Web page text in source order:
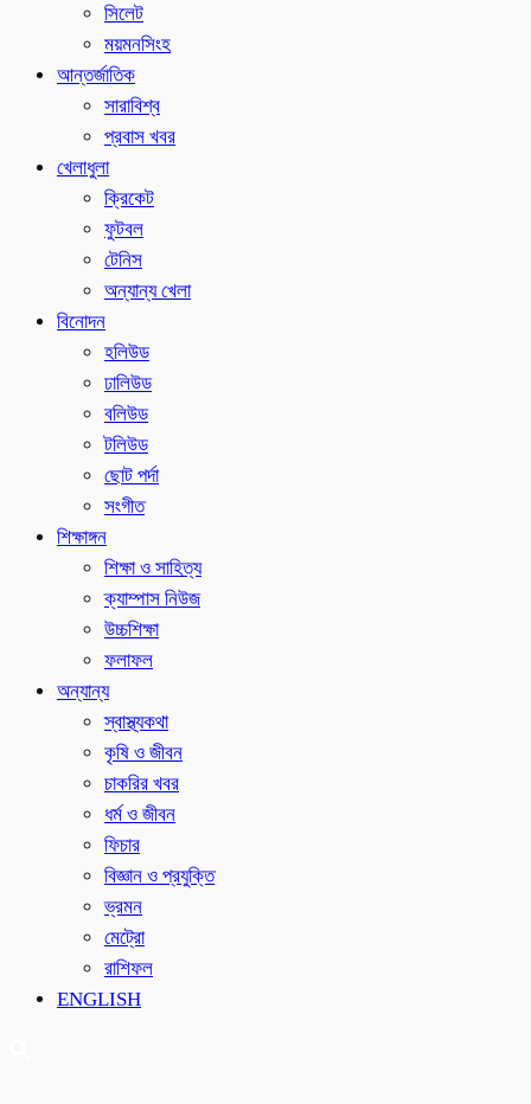
সিলেট
ময়মনসিংহ
আন্তর্জাতিক
সারাবিশ্ব
প্রবাস খবর
খেলাধুলা
ক্রিকেট
ফুটবল
টেনিস
অন্যান্য খেলা
বিনোদন
হলিউড
ঢালিউড
বলিউড
টলিউড
ছোট পর্দা
সংগীত
শিক্ষাঙ্গন
শিক্ষা ও সাহিত্য
ক্যাম্পাস নিউজ
উচ্চশিক্ষা
ফলাফল
অন্যান্য
স্বাস্থ্যকথা
কৃষি ও জীবন
চাকরির খবর
ধর্ম ও জীবন
ফিচার
বিজ্ঞান ও প্রযুক্তি
ভ্রমন
মেট্রো
রাশিফল
ENGLISH